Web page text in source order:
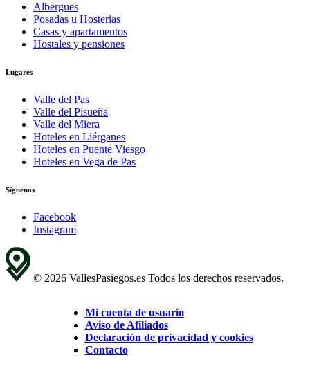
Albergues
Posadas u Hosterias
Casas y apartamentos
Hostales y pensiones
Lugares
Valle del Pas
Valle del Pisueña
Valle del Miera
Hoteles en Liérganes
Hoteles en Puente Viesgo
Hoteles en Vega de Pas
Síguenos
Facebook
Instagram
© 2026 VallesPasiegos.es Todos los derechos reservados.
Mi cuenta de usuario
Aviso de Afiliados
Declaración de privacidad y cookies
Contacto